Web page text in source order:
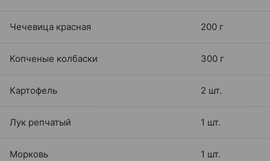
Чечевица красная 200 г
Копченые колбаски 300 г
Картофель 2 шт.
Лук репчатый 1 шт.
Морковь 1 шт.